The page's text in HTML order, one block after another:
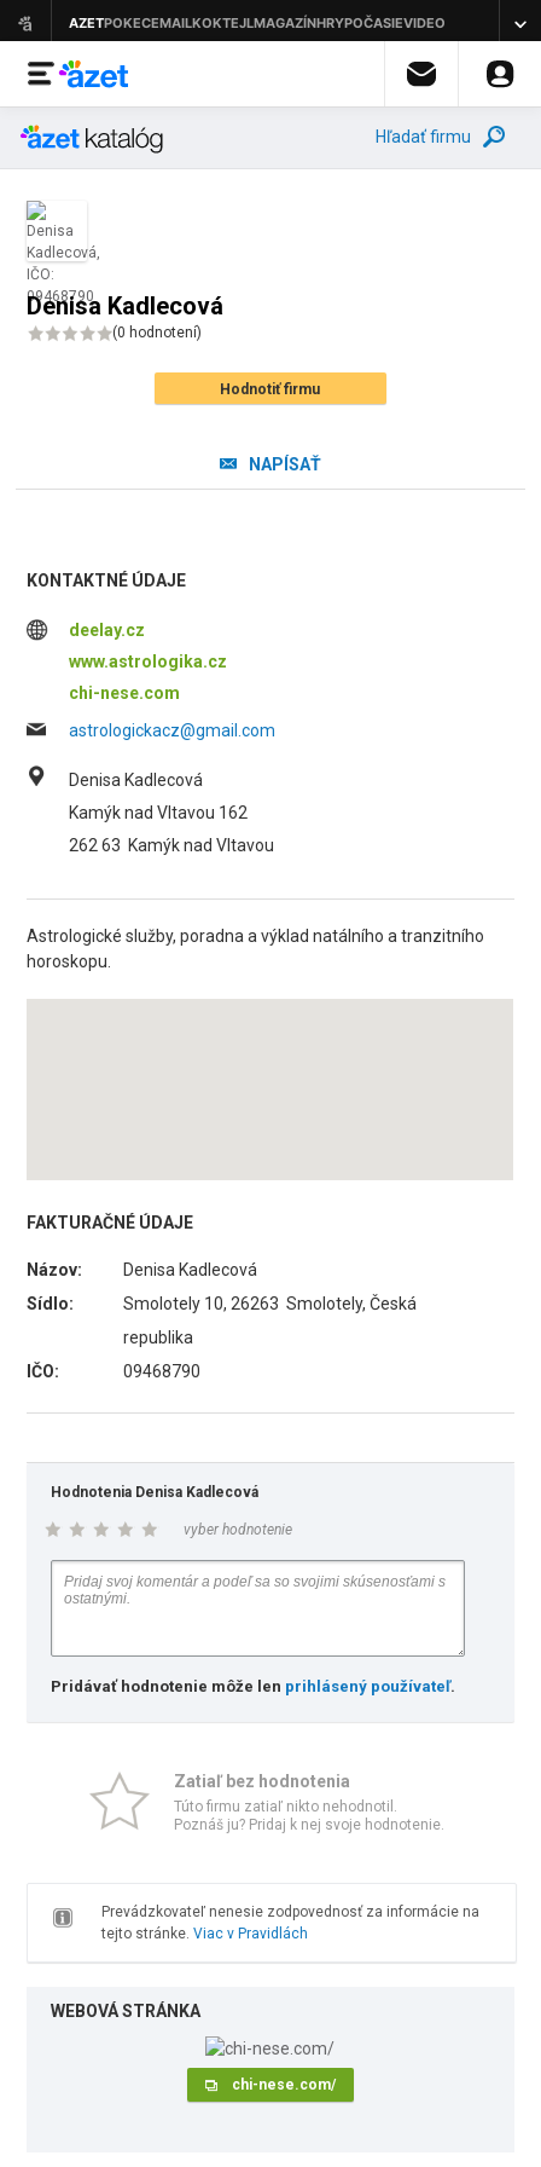
Hľadať firmu
Denisa Kadlecová
(0 hodnotení)
Hodnotiť firmu
NAPÍSAŤ
KONTAKTNÉ ÚDAJE
deelay.cz
www.astrologika.cz
chi-nese.com
astrologickacz@gmail.com
Denisa Kadlecová
Kamýk nad Vltavou 162
262 63 Kamýk nad Vltavou
Astrologické služby, poradna a výklad natálního a tranzitního
horoskopu.
FAKTURAČNÉ ÚDAJE
Názov:
Denisa Kadlecová
Sídlo:
Smolotely 10, 26263 Smolotely, Česká
republika
IČO:
09468790
Hodnotenia Denisa Kadlecová
vyber hodnotenie
Pridávať hodnotenie môže len prihlásený používateľ.
Zatiaľ bez hodnotenia
Túto firmu zatiaľ nikto nehodnotil.
Poznáš ju? Pridaj k nej svoje hodnotenie.
Prevádzkovateľ nenesie zodpovednosť za informácie na
tejto stránke. Viac v Pravidlách
WEBOVÁ STRÁNKA
chi-nese.com/